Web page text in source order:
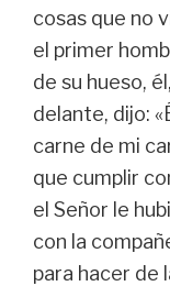
cosas que no
el primer
de su hueso,
delante, dijo:
carne de mi
que cumplir
el Señor le
con la
para hacer de